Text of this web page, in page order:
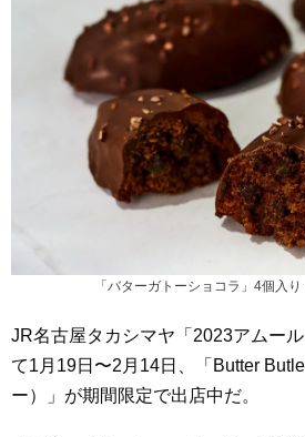
「バターガトーショコラ」4個入
JR名古屋タカシマヤ「2023アムー
て1月19日〜2月14日、「Butter
ー）」が期間限定で出店中だ。